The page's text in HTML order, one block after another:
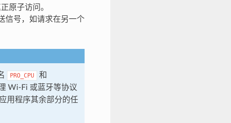
原子访问。
信号，如请求在另一个
PRO_CPU 和
Wi-Fi 或蓝牙等协议
用程序其余部分的任